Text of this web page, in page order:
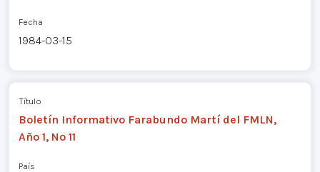
Fecha
1984-03-15
Título
Boletín Informativo Farabundo Martí del FMLN,
Año 1, Nº 11
País